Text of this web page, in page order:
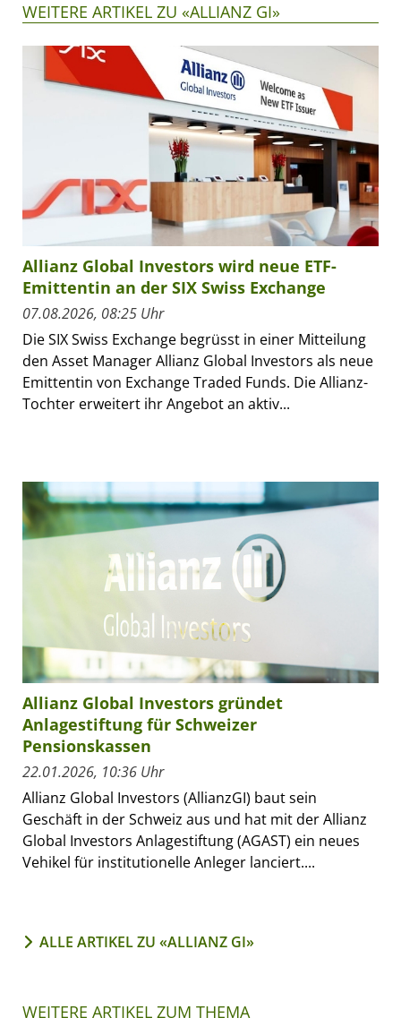
WEITERE ARTIKEL ZU «ALLIANZ GI»
Allianz Global Investors wird neue ETF-
Emittentin an der SIX Swiss Exchange
07.08.2026, 08:25 Uhr
Die SIX Swiss Exchange begrüsst in einer Mitteilung
den Asset Manager Allianz Global Investors als neue
Emittentin von Exchange Traded Funds. Die Allianz-
Tochter erweitert ihr Angebot an aktiv...
Allianz Global Investors gründet
Anlagestiftung für Schweizer
Pensionskassen
22.01.2026, 10:36 Uhr
Allianz Global Investors (AllianzGI) baut sein
Geschäft in der Schweiz aus und hat mit der Allianz
Global Investors Anlagestiftung (AGAST) ein neues
Vehikel für institutionelle Anleger lanciert....
ALLE ARTIKEL ZU «ALLIANZ GI»
WEITERE ARTIKEL ZUM THEMA